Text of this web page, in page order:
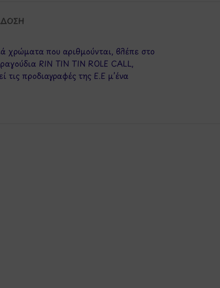
χρώματα που αριθμούνται, βλέπε στο
RIN TIN TIN ROLE CALL,
προδιαγραφές της Ε.Ε μ’ένα